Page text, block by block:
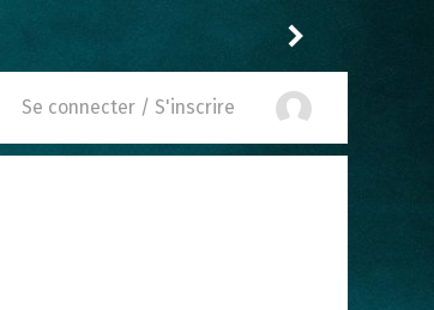
Drannock
Se connecter / S'inscrire